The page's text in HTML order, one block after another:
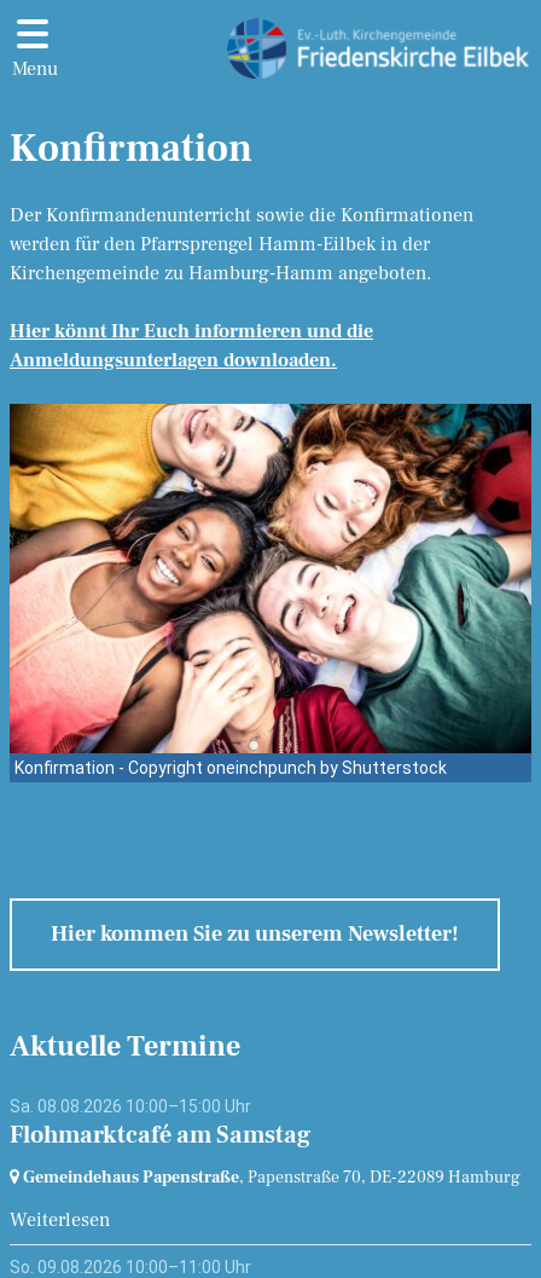
Menu
Konfirmation
Der Konfirmandenunterricht sowie die Konfirmationen
werden für den Pfarrsprengel Hamm-Eilbek in der
Kirchengemeinde zu Hamburg-Hamm angeboten.
Hier könnt Ihr Euch informieren und die
Anmeldungsunterlagen downloaden.
Konfirmation - Copyright oneinchpunch by Shutterstock
Hier kommen Sie zu unserem Newsletter!
Aktuelle Termine
Sa. 08.08.2026 10:00–15:00 Uhr
Flohmarktcafé am Samstag
Gemeindehaus Papenstraße, Papenstraße 70, DE-22089 Hamburg
Weiterlesen
So. 09.08.2026 10:00–11:00 Uhr